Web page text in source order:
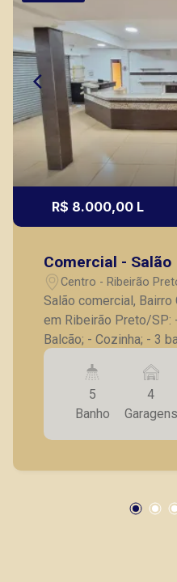
R$ 8.000,00 L
Comercial - Salão
Centro - Ribeirão
Salão comercial, Bairro
em Ribeirão Preto/SP: - 2 portas de enrolar; -
Balcão; - Cozinha; - 3
Lavanderia; - Parte
banheiros; - Amplo
vagas recuadas de garagem. A
como objetivo
agilidade e segurança,
principais
5
Banho
4
Garagens